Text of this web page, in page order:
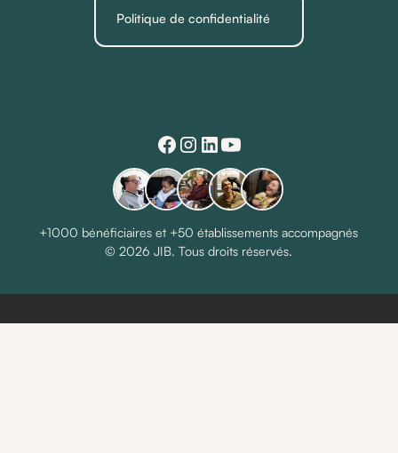
Politique de confidentialité
© 2026 JIB. Tous droits réservés.
+1000 bénéficiaires et +50 établissements accompagnés